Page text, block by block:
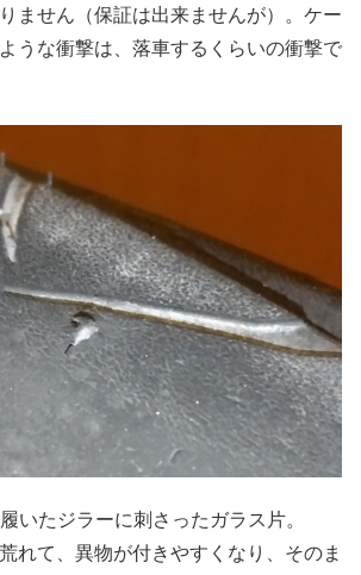
ません（保証は出来ませんが）。ケー
うな衝撃は、落車するくらいの衝撃で
いたジラーに刺さったガラス片。
れて、異物が付きやすくなり、そのま